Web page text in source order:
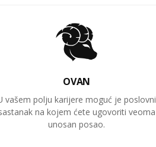
OVAN
vašem polju karijere moguć je poslovni
na kojem ćete ugovoriti veoma
unosan posao.